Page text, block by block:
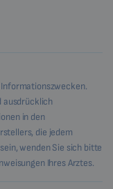
ausdrücklich
in den
die jedem
wenden Sie sich bitte
Ihres Arztes.